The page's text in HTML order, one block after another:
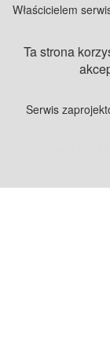
Właścicielem
Ta strona
Serwis